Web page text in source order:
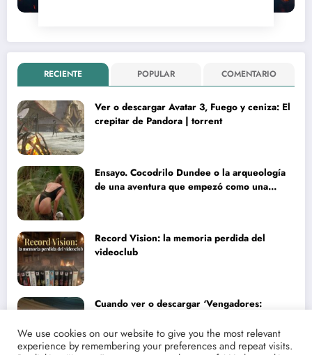
RECIENTE POPULAR COMENTARIO
Ver o descargar Avatar 3, Fuego y ceniza: El
crepitar de Pandora | torrent
Ensayo. Cocodrilo Dundee o la arqueología
de una aventura que empezó como una
Record Vision: la memoria perdida del
videoclub
Cuando ver o descargar ‘Vengadores:
nuevo Vengadores: Doomsday
We use cookies on our website to give you the most relevant
experience by remembering your preferences and repeat visits.